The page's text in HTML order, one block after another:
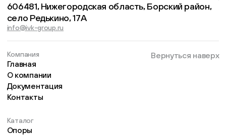
606481, Нижегородская область, Борский район,
село Редькино, 17А
info@ivk-group.ru
Компания
Главная
О компании
Документация
Контакты
Каталог
Опоры
Вернуться наверх